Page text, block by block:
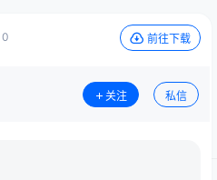
0 前往下载
关注 私信